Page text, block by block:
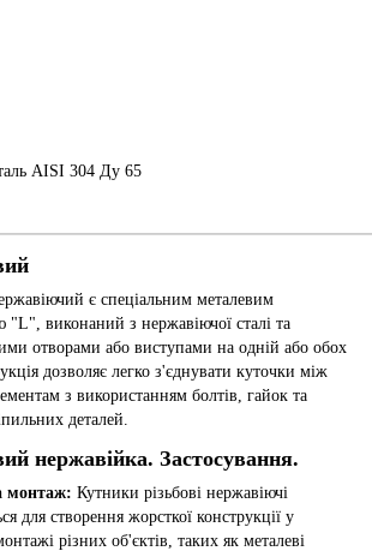
AISI 304 Ду 65
є спеціальним металевим
виконаний з нержавіючої сталі та
отворами або виступами на одній або обох
дозволяє легко з'єднувати куточки між
з використанням болтів, гайок та
деталей.
нержавійка. Застосування.
монтаж: Кутники різьбові нержавіючі
для створення жорсткої конструкції у
різних об'єктів, таких як металеві